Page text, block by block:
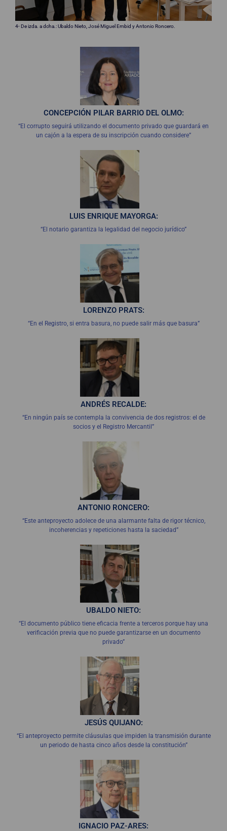
4- De izda. a dcha.: Ubaldo Nieto, José Miguel Embid y Antonio Roncero.
CONCEPCIÓN PILAR BARRIO DEL OLMO:
“El corrupto seguirá utilizando el documento privado que guardará en
un cajón a la espera de su inscripción cuando considere”
LUIS ENRIQUE MAYORGA:
“El notario garantiza la legalidad del negocio jurídico”
LORENZO PRATS:
“En el Registro, si entra basura, no puede salir más que basura”
ANDRÉS RECALDE:
“En ningún país se contempla la convivencia de dos registros: el de
socios y el Registro Mercantil”
ANTONIO RONCERO:
“Este anteproyecto adolece de una alarmante falta de rigor técnico,
incoherencias y repeticiones hasta la saciedad”
UBALDO NIETO:
“El documento público tiene eficacia frente a terceros porque hay una
verificación previa que no puede garantizarse en un documento
privado”
JESÚS QUIJANO:
“El anteproyecto permite cláusulas que impiden la transmisión durante
un periodo de hasta cinco años desde la constitución”
IGNACIO PAZ-ARES: